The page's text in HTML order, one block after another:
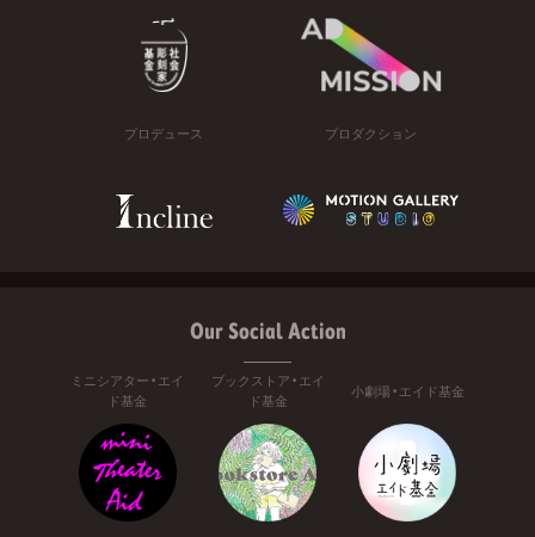
プロデュース プロダクション
Our Social Action
ミニシアター・エイ
ド基金
ブックストア・エイ
ド基金
小劇場・エイド基金